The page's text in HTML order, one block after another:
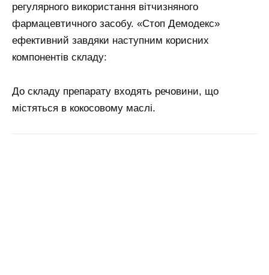
регулярного використання вітчизняного
фармацевтичного засобу. «Стоп Демодекс»
ефективний завдяки наступним корисних
компонентів складу:
До складу препарату входять речовини, що
містяться в кокосовому маслі.